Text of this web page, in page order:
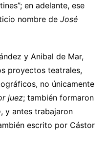
en adelante, ese
nombre de José
y Anibal de Mar,
proyectos teatrales,
no únicamente
juez; también formaron
, y antes trabajaron
escrito por Cástor